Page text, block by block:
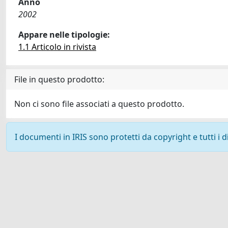
2002
Appare nelle tipologie:
1.1 Articolo in rivista
File in questo prodotto:
Non ci sono file associati a questo prodotto.
I documenti in IRIS sono protetti da copyright e tutti i